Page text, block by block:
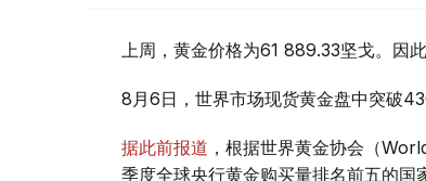
上周，黄金价格为61 889.33坚戈。因
8月6日，世界市场现货黄金盘中突破
据此前报道 ，根据世界黄金协会（
季度全球央行黄金购买量排名前五的国